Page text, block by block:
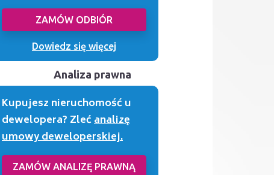
ZAMÓW ODBIÓR
Dowiedz się więcej
Analiza prawna
Kupujesz nieruchomość u
dewelopera? Zlećanalizę
umowy deweloperskiej.
ZAMÓW ANALIZĘ PRAWNĄ